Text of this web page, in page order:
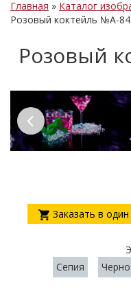
Главная » Каталог
Розовый коктейль №А-
Розовый
Заказать в один
Сепия